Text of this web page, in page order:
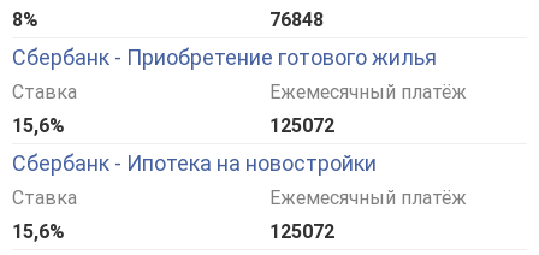
8%
76848
Сбербанк - Приобретение готового жилья
Ставка
15,6%
Ежемесячный платёж
125072
Сбербанк - Ипотека на новостройки
Ставка
15,6%
Ежемесячный платёж
125072